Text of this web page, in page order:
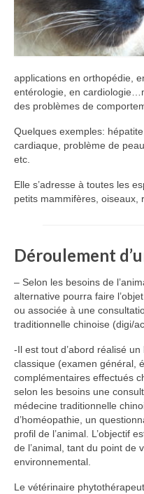
applications en orthopédie,
entérologie, en
des problèmes de
Quelques exemples:
cardiaque, problème de
etc.
Elle s’adresse à toutes les
petits mammifères, oiseaux,
Déroulement
– Selon les besoins de
alternative pourra faire
ou associée à une
traditionnelle chinoise (digi/
-Il est tout d’abord réalisé
classique (examen général,
complémentaires effectués
selon les besoins une
médecine traditionnelle
d’homéopathie, un
profil de l’animal. L’objectif
de l’animal, tant du point de
environnemental.
Le vétérinaire